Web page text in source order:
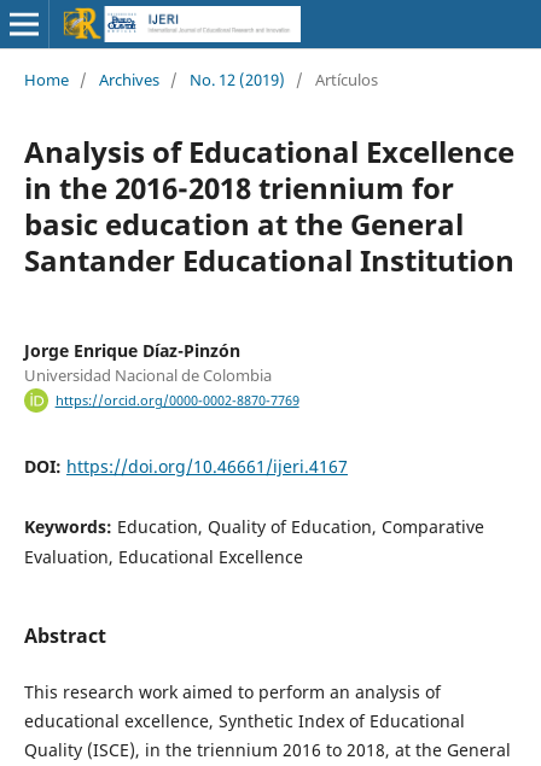
Home / Archives / No. 12 (2019) / Artículos
Analysis of Educational Excellence
in the 2016-2018 triennium for
basic education at the General
Santander Educational Institution
Jorge Enrique Díaz-Pinzón
Universidad Nacional de Colombia
https://orcid.org/0000-0002-8870-7769
DOI: https://doi.org/10.46661/ijeri.4167
Keywords: Education, Quality of Education, Comparative
Evaluation, Educational Excellence
Abstract
This research work aimed to perform an analysis of
educational excellence, Synthetic Index of Educational
Quality (ISCE), in the triennium 2016 to 2018, at the General